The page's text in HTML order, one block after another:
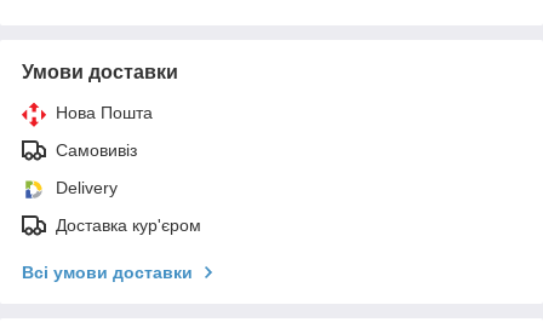
Умови доставки
Нова Пошта
Самовивіз
Delivery
Доставка кур'єром
Всі умови доставки